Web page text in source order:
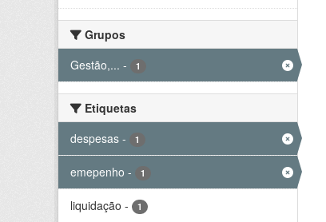
Grupos
Gestão,... - 1
Etiquetas
despesas - 1
emepenho - 1
liquidação - 1